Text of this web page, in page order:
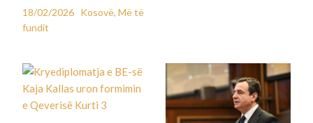
18/02/2026 Kosovë,Më të
fundit